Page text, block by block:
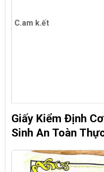
C.am k.ết
Giấy Kiểm Định
Sinh An Toàn